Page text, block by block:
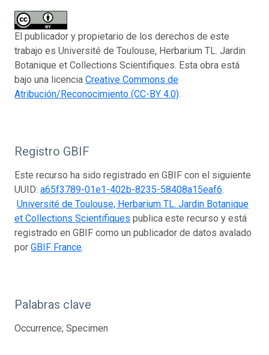
El publicador y propietario de los derechos de este
trabajo es Université de Toulouse, Herbarium TL. Jardin
Botanique et Collections Scientifiques. Esta obra está
bajo una licencia Creative Commons de
Atribución/Reconocimiento (CC-BY 4.0).
Registro GBIF
Este recurso ha sido registrado en GBIF con el siguiente
UUID: a65f3789-01e1-402b-8235-58408a15eaf6.
Université de Toulouse, Herbarium TL. Jardin Botanique
et Collections Scientifiques publica este recurso y está
registrado en GBIF como un publicador de datos avalado
por GBIF France.
Palabras clave
Occurrence; Specimen